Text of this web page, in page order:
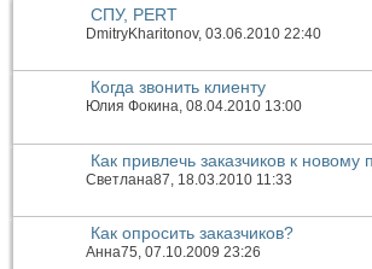
СПУ, PERT
DmitryKharitonov, 03.06.2010 22:40
Когда звонить клиенту
Юлия Фокина, 08.04.2010 13:00
Как привлечь заказчиков к новому
Светлана87 , 18.03.2010 11:33
Как опросить заказчиков?
Анна75, 07.10.2009 23:26